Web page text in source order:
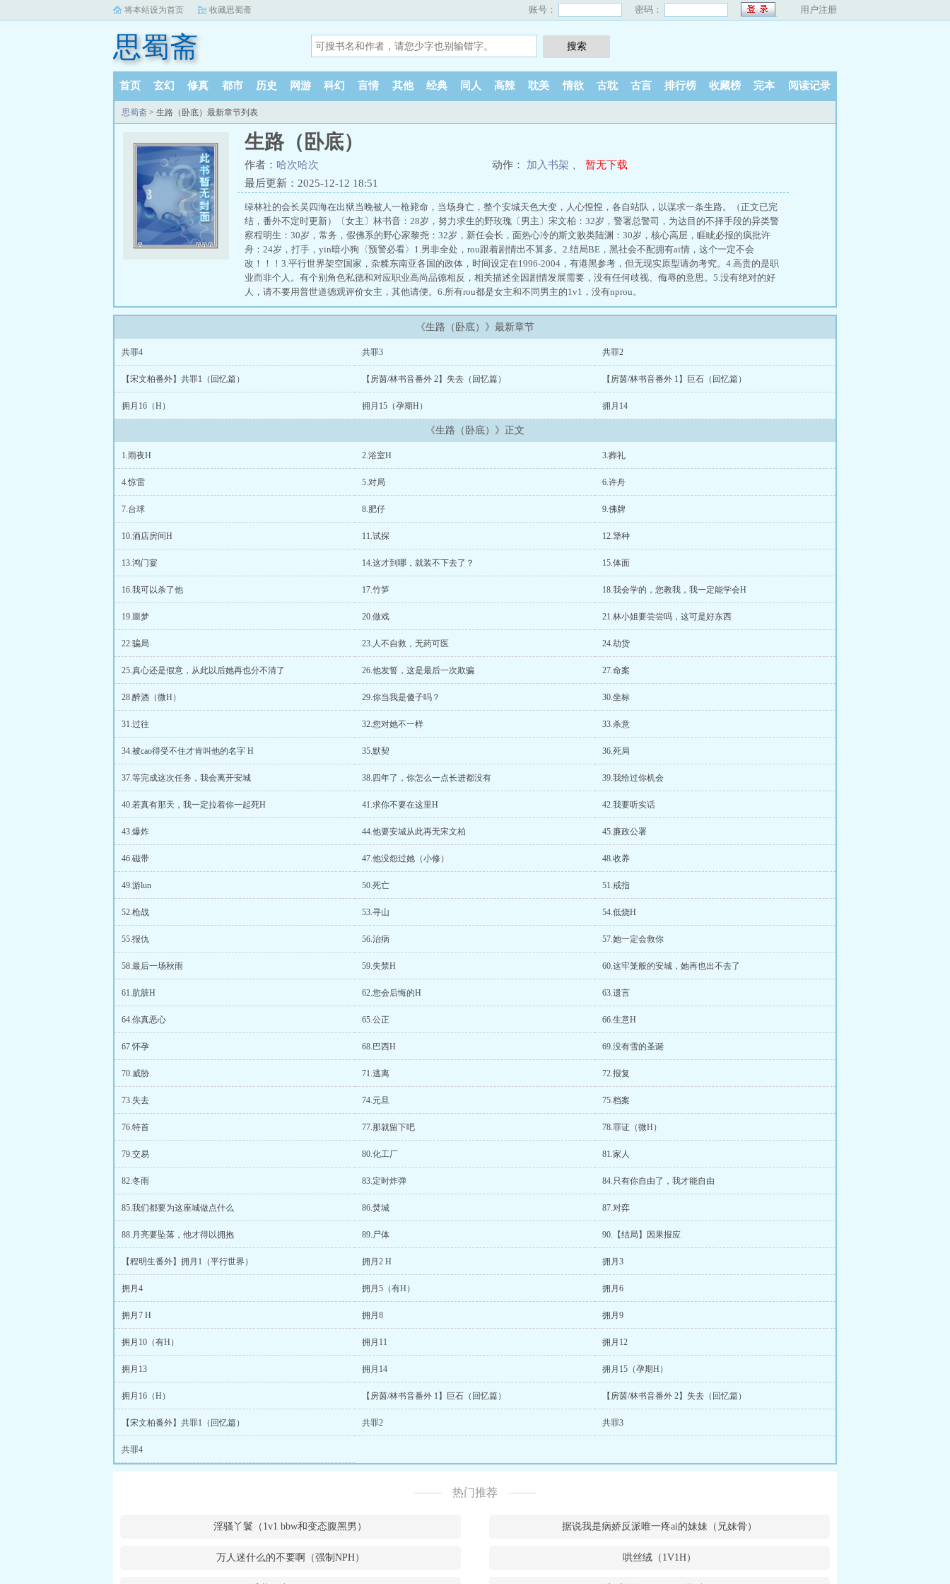
将本站设为首页 收藏思蜀斋 账号： 密码： 用户注册
思蜀斋
首页 玄幻 修真 都市 历史 网游 科幻 言情 其他 经典 同人 高辣 耽美 情欲 古耽 古言 排行榜 收藏榜 完本 阅读记录
思蜀斋 > 生路（卧底）最新章节列表
生路（卧底）
作者： 哈次哈次 动作： 加入书架
暂无下载
最后更新：2025-12-12 18:51
绿林社的会长吴四海在出狱当晚被人一枪毙命，当场身亡，整个安城天色大变，人心惶惶，各自站队，以谋求一条生路。（正文已完
结，番外不定时更新）〔女主〕林书音：28岁，努力求生的野玫瑰〔男主〕宋文柏：32岁，警署总警司，为达目的不择手段的异类警
察程明生：30岁，常务，假佛系的野心家黎尧：32岁，新任会长，面热心冷的斯文败类陆渊：30岁，核心高层，睚眦必报的疯批许
舟：24岁，打手，yin暗小狗〈预警必看〉1.男非全处，rou跟着剧情出不算多。2.结局BE，黑社会不配拥有ai情，这个一定不会
改！！！3.平行世界架空国家，杂糅东南亚各国的政体，时间设定在1996-2004，有港黑参考，但无现实原型请勿考究。4.高贵的是职
业而非个人。有个别角色私德和对应职业高尚品德相反，相关描述全因剧情发展需要，没有任何歧视、侮辱的意思。5.没有绝对的好
人，请不要用普世道德观评价女主，其他请便。6.所有rou都是女主和不同男主的1v1，没有nprou。
《生路（卧底）》最新章节
共罪4 共罪3 共罪2
【宋文柏番外】共罪1（回忆篇） 【房茵/林书音番外 2】失去（回忆篇） 【房茵/林书音番外 1】巨石（回忆篇）
拥月16（H） 拥月15（孕期H） 拥月14
《生路（卧底）》正文
1.雨夜H 2.浴室H 3.葬礼
4.惊雷 5.对局 6.许舟
7.台球 8.肥仔 9.佛牌
10.酒店房间H 11.试探 12.犟种
13.鸿门宴 14.这才到哪，就装不下去了？ 15.体面
16.我可以杀了他 17.竹笋 18.我会学的，您教我，我一定能学会H
19.噩梦 20.做戏 21.林小姐要尝尝吗，这可是好东西
22.骗局 23.人不自救，无药可医 24.劫货
25.真心还是假意，从此以后她再也分不清了 26.他发誓，这是最后一次欺骗 27.命案
28.醉酒（微H） 29.你当我是傻子吗？ 30.坐标
31.过往 32.您对她不一样 33.杀意
34.被cao得受不住才肯叫他的名字 H 35.默契 36.死局
37.等完成这次任务，我会离开安城 38.四年了，你怎么一点长进都没有 39.我给过你机会
40.若真有那天，我一定拉着你一起死H 41.求你不要在这里H 42.我要听实话
43.爆炸 44.他要安城从此再无宋文柏 45.廉政公署
46.磁带 47.他没怨过她（小修） 48.收养
49.游lun 50.死亡 51.戒指
52.枪战 53.寻山 54.低烧H
55.报仇 56.治病 57.她一定会救你
58.最后一场秋雨 59.失禁H 60.这牢笼般的安城，她再也出不去了
61.肮脏H 62.您会后悔的H 63.遗言
64.你真恶心 65.公正 66.生意H
67.怀孕 68.巴西H 69.没有雪的圣诞
70.威胁 71.逃离 72.报复
73.失去 74.元旦 75.档案
76.特首 77.那就留下吧 78.罪证（微H）
79.交易 80.化工厂 81.家人
82.冬雨 83.定时炸弹 84.只有你自由了，我才能自由
85.我们都要为这座城做点什么 86.焚城 87.对弈
88.月亮要坠落，他才得以拥抱 89.尸体 90.【结局】因果报应
【程明生番外】拥月1（平行世界） 拥月2 H 拥月3
拥月4 拥月5（有H） 拥月6
拥月7 H 拥月8 拥月9
拥月10（有H） 拥月11 拥月12
拥月13 拥月14 拥月15（孕期H）
拥月16（H） 【房茵/林书音番外 1】巨石（回忆篇） 【房茵/林书音番外 2】失去（回忆篇）
【宋文柏番外】共罪1（回忆篇） 共罪2 共罪3
共罪4
热门推荐
淫骚丫鬟（1v1 bbw和变态腹黑男） 据说我是病娇反派唯一疼ai的妹妹（兄妹骨）
万人迷什么的不要啊（强制NPH） 哄丝绒（1V1H）